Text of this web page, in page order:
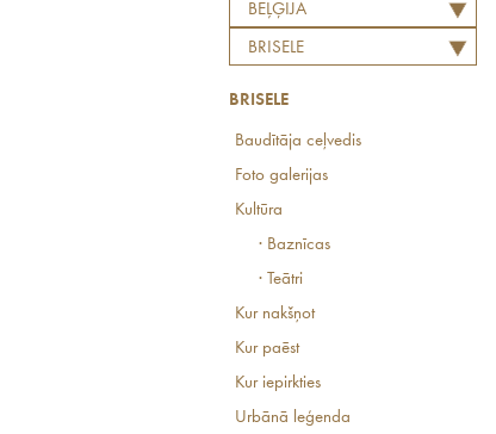
BEĻĢIJA
BRISELE
BRISELE
Baudītāja ceļvedis
Foto galerijas
Kultūra
· Baznīcas
· Teātri
Kur nakšņot
Kur paēst
Kur iepirkties
Urbānā leģenda